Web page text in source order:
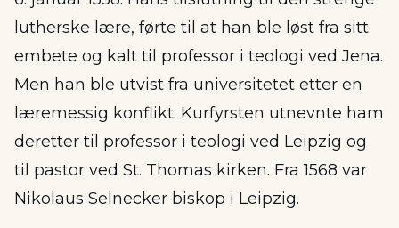
lutherske lære, førte til at han ble løst fra sitt
embete og kalt til professor i teologi ved Jena.
Men han ble utvist fra universitetet etter en
læremessig konflikt. Kurfyrsten utnevnte ham
deretter til professor i teologi ved Leipzig og
til pastor ved St. Thomas kirken. Fra 1568 var
Nikolaus Selnecker biskop i Leipzig.